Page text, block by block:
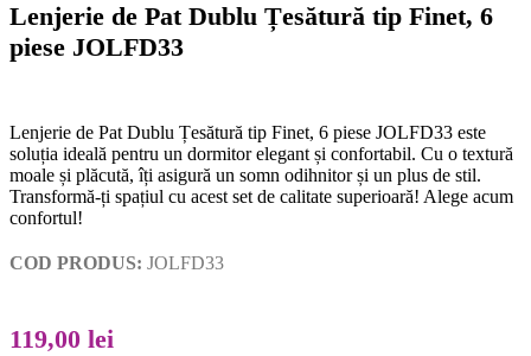
Lenjerie de Pat Dublu Țesătură tip Finet, 6
piese JOLFD33
Lenjerie de Pat Dublu Țesătură tip Finet, 6 piese JOLFD33 este
soluția ideală pentru un dormitor elegant și confortabil. Cu o textură
moale și plăcută, îți asigură un somn odihnitor și un plus de stil.
Transformă-ți spațiul cu acest set de calitate superioară! Alege acum
confortul!
COD PRODUS: JOLFD33
119,00 lei